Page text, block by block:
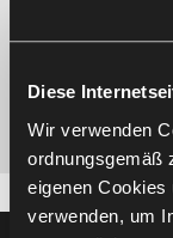
Diese
Wir verwenden
ordnungsgemäß
eigenen
verwenden, um